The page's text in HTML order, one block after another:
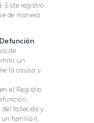
Este registro
de manera
de
un
la causa y
el Registro
fallecido y
familiar).